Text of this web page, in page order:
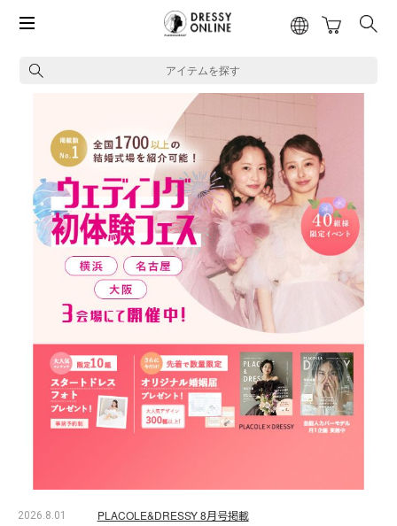
アイテムを探す
2026.8.01 PLACOLE&DRESSY 8月号掲載